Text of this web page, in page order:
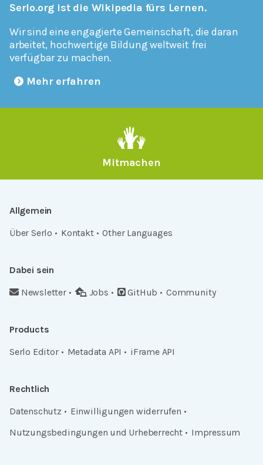
Serlo.org ist die Wikipedia fürs Lernen.
Wir sind eine engagierte Gemeinschaft, die daran
arbeitet, hochwertige Bildung weltweit frei
verfügbar zu machen.
Mehr erfahren
Mitmachen
Allgemein
Über Serlo
Kontakt Other Languages
Dabei sein
Newsletter
Jobs GitHub Community
Products
Serlo Editor
Metadata API iFrame API
Rechtlich
Datenschutz
Einwilligungen widerrufen
Nutzungsbedingungen und Urheberrecht
Impressum